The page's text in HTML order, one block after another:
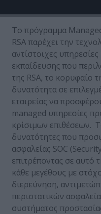
Το πρόγραμμα
RSA παρέχει την
αντίστοιχες
εκπαίδευσης που
της RSA, το κορυφαίο
δυνατότητα σε
εταιρείας να
managed υπηρεσίες
κρίσιμων επιθέσεων.
δυνατότητες που
ασφαλείας SOC
επιτρέποντας σε αυτό
κάθε μεγέθους με
διερεύνηση,
περιστατικών
συστήματος